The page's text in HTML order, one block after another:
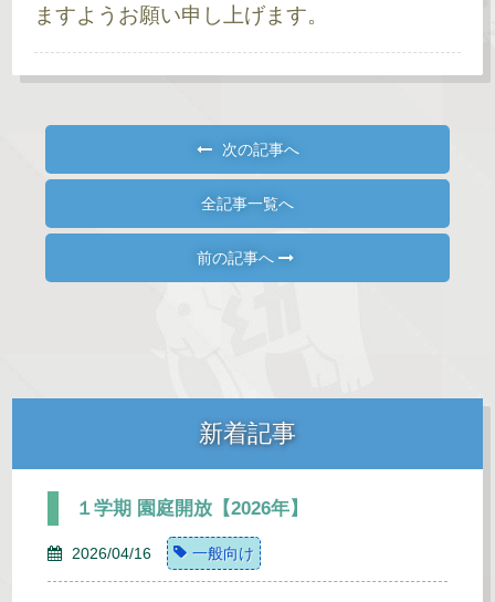
ますようお願い申し上げます。
次の記事へ
全記事一覧へ
前の記事へ
新着記事
１学期 園庭開放【2026年】
2026/04/16 一般向け